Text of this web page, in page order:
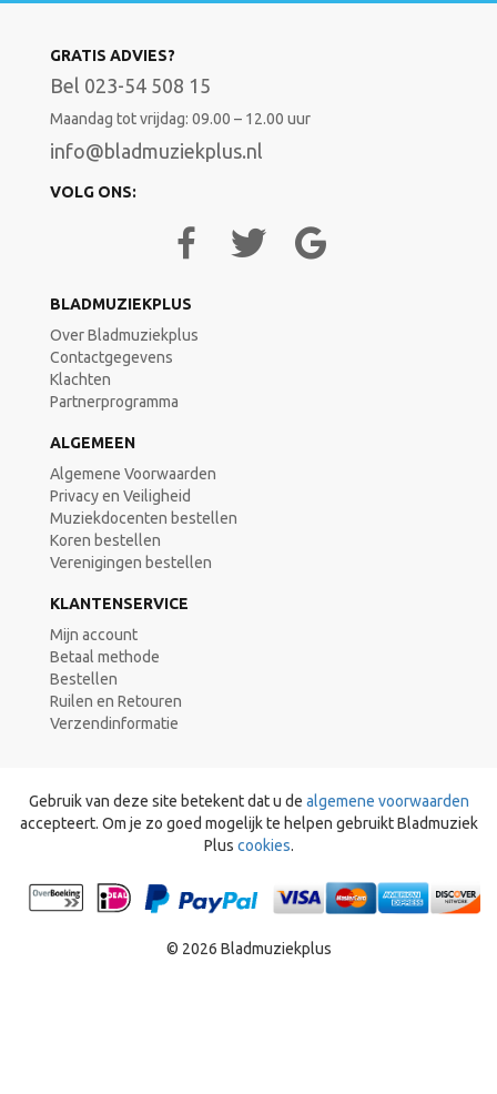
GRATIS ADVIES?
Bel 023-54 508 15
Maandag tot vrijdag: 09.00 – 12.00 uur
info@bladmuziekplus.nl
VOLG ONS:
BLADMUZIEKPLUS
Over Bladmuziekplus
Contactgegevens
Klachten
Partnerprogramma
ALGEMEEN
Algemene Voorwaarden
Privacy en Veiligheid
Muziekdocenten bestellen
Koren bestellen
Verenigingen bestellen
KLANTENSERVICE
Mijn account
Betaal methode
Bestellen
Ruilen en Retouren
Verzendinformatie
Gebruik van deze site betekent dat u de algemene voorwaarden
accepteert. Om je zo goed mogelijk te helpen gebruikt Bladmuziek
Plus cookies.
© 2026 Bladmuziekplus